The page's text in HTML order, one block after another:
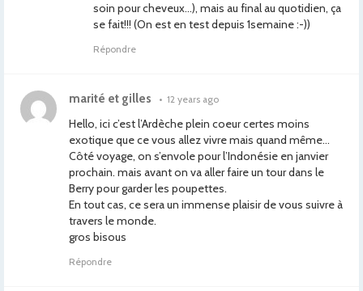
soin pour cheveux…), mais au final au quotidien, ça
se fait!!! (On est en test depuis 1semaine :-))
Répondre
marité et gilles • 12 years ago
Hello, ici c’est l’Ardèche plein coeur certes moins
exotique que ce vous allez vivre mais quand même…
Côté voyage, on s’envole pour l’Indonésie en janvier
prochain. mais avant on va aller faire un tour dans le
Berry pour garder les poupettes.
En tout cas, ce sera un immense plaisir de vous suivre à
travers le monde.
gros bisous
Répondre